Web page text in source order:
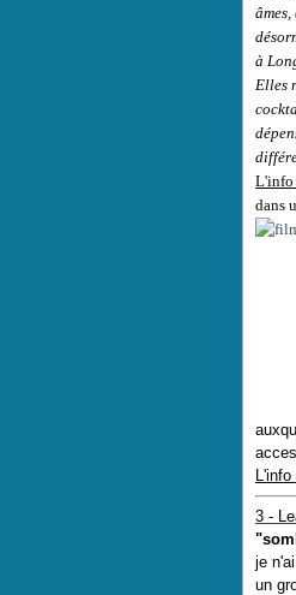
à
Elles
L'info
dans
3 -
je
un